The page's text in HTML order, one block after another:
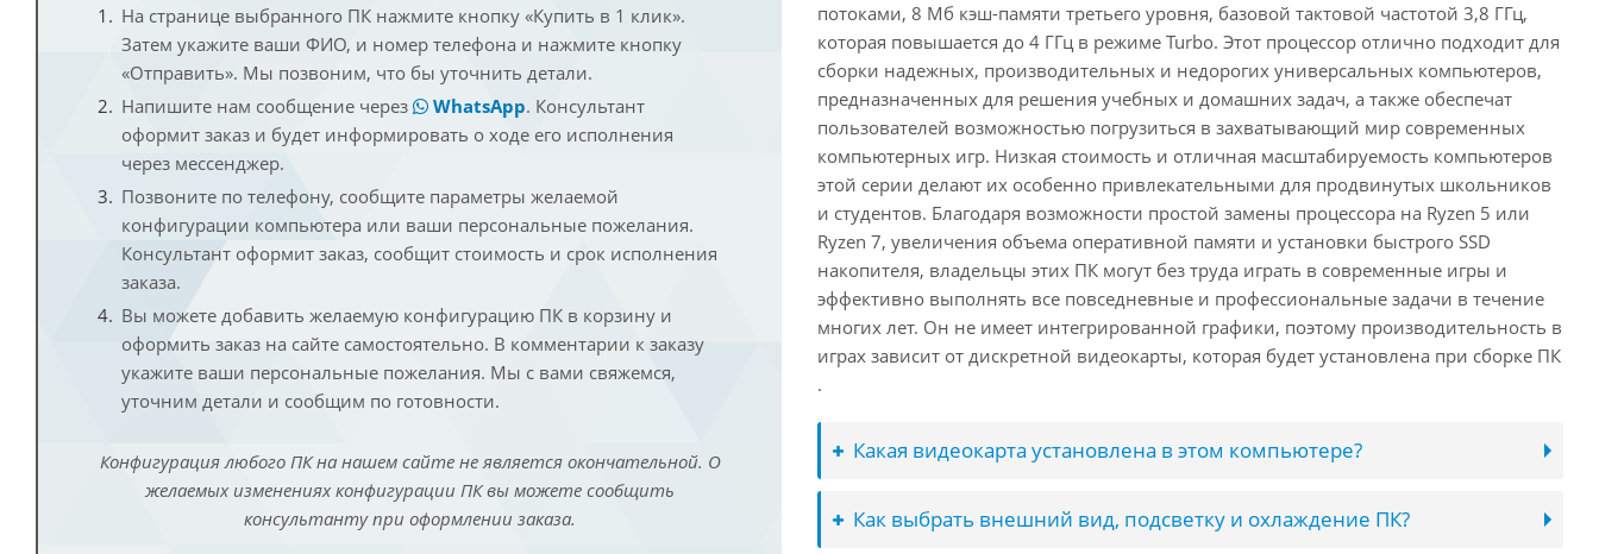
На странице выбранного ПК нажмите кнопку «Купить в 1 клик».
Затем укажите ваши ФИО, и номер телефона и нажмите кнопку
«Отправить». Мы позвоним, что бы уточнить детали.
Напишите нам сообщение через
WhatsApp. Консультант
оформит заказ и будет информировать о ходе его исполнения
через мессенджер.
Позвоните по телефону, сообщите параметры желаемой
конфигурации компьютера или ваши персональные пожелания.
Консультант оформит заказ, сообщит стоимость и срок исполнения
заказа.
Вы можете добавить желаемую конфигурацию ПК в корзину и
оформить заказ на сайте самостоятельно. В комментарии к заказу
укажите ваши персональные пожелания. Мы с вами свяжемся,
уточним детали и сообщим по готовности.
Конфигурация любого ПК на нашем сайте не является окончательной. О
желаемых изменениях конфигурации ПК вы можете сообщить
консультанту при оформлении заказа.
потоками, 8 Мб кэш-памяти третьего уровня, базовой тактовой частотой 3,8 ГГц,
которая повышается до 4 ГГц в режиме Turbo. Этот процессор отлично подходит для
сборки надежных, производительных и недорогих универсальных компьютеров,
предназначенных для решения учебных и домашних задач, а также обеспечат
пользователей возможностью погрузиться в захватывающий мир современных
компьютерных игр. Низкая стоимость и отличная масштабируемость компьютеров
этой серии делают их особенно привлекательными для продвинутых школьников
и студентов. Благодаря возможности простой замены процессора на Ryzen 5 или
Ryzen 7, увеличения объема оперативной памяти и установки быстрого SSD
накопителя, владельцы этих ПК могут без труда играть в современные игры и
эффективно выполнять все повседневные и профессиональные задачи в течение
многих лет. Он не имеет интегрированной графики, поэтому производительность в
играх зависит от дискретной видеокарты, которая будет установлена при сборке ПК
.
Какая видеокарта установлена в этом компьютере?
Как выбрать внешний вид, подсветку и охлаждение ПК?